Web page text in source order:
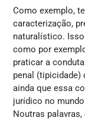
Como exemplo,
caracterização,
naturalístico.
como por
praticar a
penal (tipicidade)
ainda que essa
jurídico no
Noutras